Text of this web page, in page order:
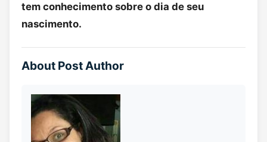
tem conhecimento sobre o dia de seu
nascimento.
About Post Author